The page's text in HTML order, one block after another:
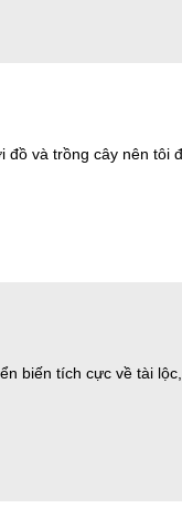
và trồng cây nên tôi
biến tích cực về tài